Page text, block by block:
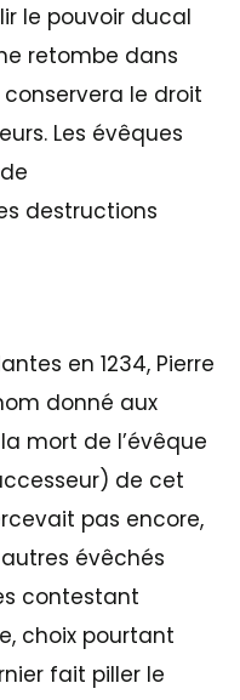
le pouvoir ducal
retombe dans
conservera le droit
Les évêques
destructions
en 1234, Pierre
donné aux
mort de l’évêque
de cet
pas encore,
évêchés
contestant
choix pourtant
fait piller le